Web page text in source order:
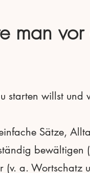
man
starten willst und
Sätze,
bewältigen
(v. a. Wortschatz